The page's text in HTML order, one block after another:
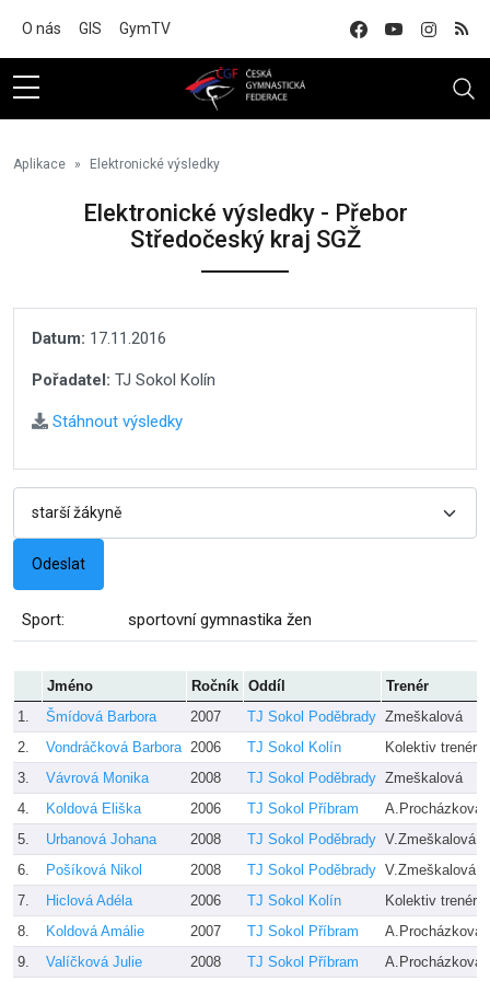
O nás GIS GymTV
Aplikace Elektronické výsledky
Elektronické výsledky - Přebor
Středočeský kraj SGŽ
Datum: 17.11.2016
Pořadatel: TJ Sokol Kolín
Stáhnout výsledky
Sport: sportovní gymnastika žen
Jméno Ročník Oddíl
Trenér
1.
Šmídová Barbora 2007 TJ Sokol Poděbrady Zmeškalová
2.
Vondráčková Barbora 2006 TJ Sokol Kolín
Kolektiv trenérů
3.
Vávrová Monika 2008 TJ Sokol Poděbrady Zmeškalová
4.
Koldová Eliška 2006 TJ Sokol Příbram
5.
Urbanová Johana 2008 TJ Sokol Poděbrady V.Zmeškalová
6.
Pošíková Nikol 2008 TJ Sokol Poděbrady V.Zmeškalová
7.
Hiclová Adéla 2006 TJ Sokol Kolín
Kolektiv trenérů
8.
Koldová Amálie 2007 TJ Sokol Příbram
9.
Valíčková Julie 2008 TJ Sokol Příbram